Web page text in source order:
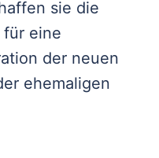
sie die
für eine
der neuen
ehemaligen